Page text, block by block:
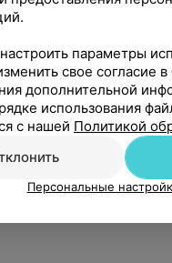
стоит это дорогого стоит! Еще
параметры
свое согласие
дополнительной
использования
с нашей Политикой
Персональные